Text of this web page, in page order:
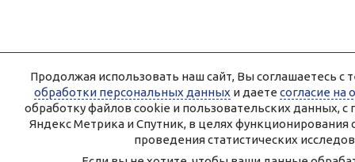
Продолжая использовать наш сайт, Вы соглашаетесь с
обработки персональных данных и даете согласие на
обработку файлов cookie и пользовательских данных,
Яндекс Метрика и Спутник, в целях функционирования
проведения статистических